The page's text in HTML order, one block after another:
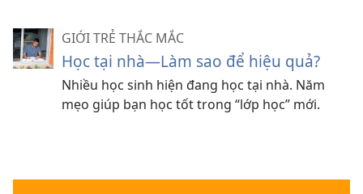
GIỚI TRẺ THẮC MẮC
Học tại nhà—Làm sao để hiệu quả?
Nhiều học sinh hiện đang học tại nhà. Năm
mẹo giúp bạn học tốt trong “lớp học” mới.